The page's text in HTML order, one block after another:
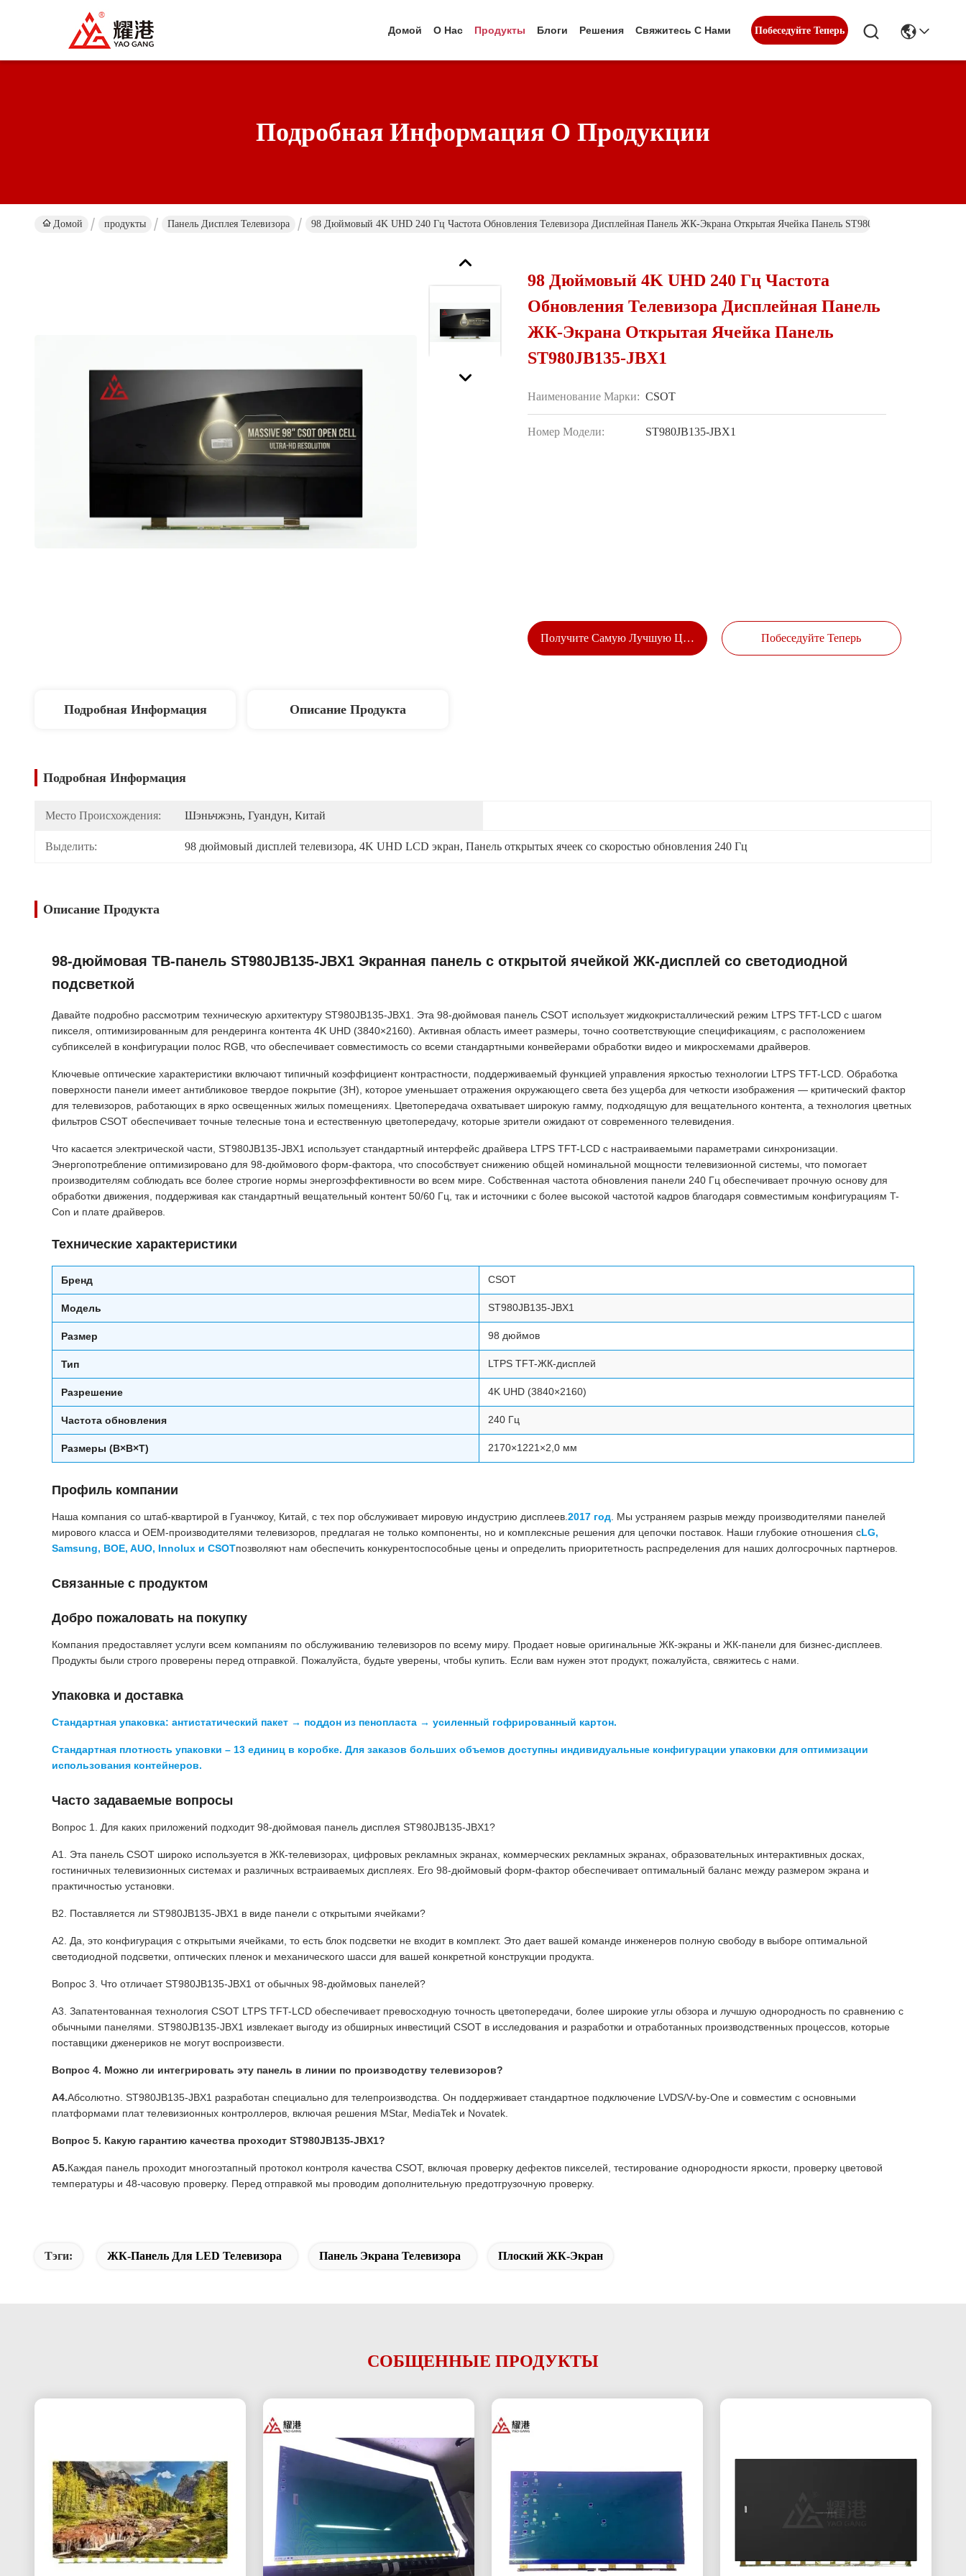
Домой О Нас Продукты Блоги Решения Свяжитесь С Нами Побеседуйте Теперь
Подробная Информация О Продукции
Домой продукты Панель Дисплея Телевизора 98 Дюймовый 4K UHD 240 Гц Частота Обновления Телевизора Дисплейная Панель ЖК-Экрана Открытая Ячейка Панель ST980JB135-JBX1
98 Дюймовый 4K UHD 240 Гц Частота
Обновления Телевизора Дисплейная Панель
ЖК-Экрана Открытая Ячейка Панель
ST980JB135-JBX1
Наименование Марки: CSOT
Номер Модели: ST980JB135-JBX1
Получите Самую Лучшую Цену Побеседуйте Теперь
Подробная Информация Описание Продукта
Подробная Информация
Место Происхождения: Шэньчжэнь, Гуандун, Китай
Выделить: 98 дюймовый дисплей телевизора, 4K UHD LCD экран, Панель открытых ячеек со скоростью обновления 240 Гц
Описание Продукта
98-дюймовая ТВ-панель ST980JB135-JBX1 Экранная панель с открытой ячейкой ЖК-дисплей со светодиодной
подсветкой
Давайте подробно рассмотрим техническую архитектуру ST980JB135-JBX1. Эта 98-дюймовая панель CSOT использует жидкокристаллический режим LTPS TFT-LCD с шагом
пикселя, оптимизированным для рендеринга контента 4K UHD (3840×2160). Активная область имеет размеры, точно соответствующие спецификациям, с расположением
субпикселей в конфигурации полос RGB, что обеспечивает совместимость со всеми стандартными конвейерами обработки видео и микросхемами драйверов.
Ключевые оптические характеристики включают типичный коэффициент контрастности, поддерживаемый функцией управления яркостью технологии LTPS TFT-LCD. Обработка
поверхности панели имеет антибликовое твердое покрытие (3H), которое уменьшает отражения окружающего света без ущерба для четкости изображения — критический фактор
для телевизоров, работающих в ярко освещенных жилых помещениях. Цветопередача охватывает широкую гамму, подходящую для вещательного контента, а технология цветных
фильтров CSOT обеспечивает точные телесные тона и естественную цветопередачу, которые зрители ожидают от современного телевидения.
Что касается электрической части, ST980JB135-JBX1 использует стандартный интерфейс драйвера LTPS TFT-LCD с настраиваемыми параметрами синхронизации.
Энергопотребление оптимизировано для 98-дюймового форм-фактора, что способствует снижению общей номинальной мощности телевизионной системы, что помогает
производителям соблюдать все более строгие нормы энергоэффективности во всем мире. Собственная частота обновления панели 240 Гц обеспечивает прочную основу для
обработки движения, поддерживая как стандартный вещательный контент 50/60 Гц, так и источники с более высокой частотой кадров благодаря совместимым конфигурациям T-
Con и плате драйверов.
Технические характеристики
Бренд CSOT
Модель ST980JB135-JBX1
Размер 98 дюймов
Тип LTPS TFT-ЖК-дисплей
Разрешение 4K UHD (3840×2160)
Частота обновления 240 Гц
Размеры (В×В×Т) 2170×1221×2,0 мм
Профиль компании
Наша компания со штаб-квартирой в Гуанчжоу, Китай, с тех пор обслуживает мировую индустрию дисплеев. 2017 год . Мы устраняем разрыв между производителями панелей
мирового класса и OEM-производителями телевизоров, предлагая не только компоненты, но и комплексные решения для цепочки поставок. Наши глубокие отношения сLG,
Samsung, BOE, AUO, Innolux и CSOTпозволяют нам обеспечить конкурентоспособные цены и определить приоритетность распределения для наших долгосрочных партнеров.
Связанные с продуктом
Добро пожаловать на покупку
Компания предоставляет услуги всем компаниям по обслуживанию телевизоров по всему миру. Продает новые оригинальные ЖК-экраны и ЖК-панели для бизнес-дисплеев.
Продукты были строго проверены перед отправкой. Пожалуйста, будьте уверены, чтобы купить. Если вам нужен этот продукт, пожалуйста, свяжитесь с нами.
Упаковка и доставка
Стандартная упаковка: антистатический пакет → поддон из пенопласта → усиленный гофрированный картон.
Стандартная плотность упаковки – 13 единиц в коробке. Для заказов больших объемов доступны индивидуальные конфигурации упаковки для оптимизации
использования контейнеров.
Часто задаваемые вопросы
Вопрос 1. Для каких приложений подходит 98-дюймовая панель дисплея ST980JB135-JBX1?
А1. Эта панель CSOT широко используется в ЖК-телевизорах, цифровых рекламных экранах, коммерческих рекламных экранах, образовательных интерактивных досках,
гостиничных телевизионных системах и различных встраиваемых дисплеях. Его 98-дюймовый форм-фактор обеспечивает оптимальный баланс между размером экрана и
практичностью установки.
В2. Поставляется ли ST980JB135-JBX1 в виде панели с открытыми ячейками?
А2. Да, это конфигурация с открытыми ячейками, то есть блок подсветки не входит в комплект. Это дает вашей команде инженеров полную свободу в выборе оптимальной
светодиодной подсветки, оптических пленок и механического шасси для вашей конкретной конструкции продукта.
Вопрос 3. Что отличает ST980JB135-JBX1 от обычных 98-дюймовых панелей?
А3. Запатентованная технология CSOT LTPS TFT-LCD обеспечивает превосходную точность цветопередачи, более широкие углы обзора и лучшую однородность по сравнению с
обычными панелями. ST980JB135-JBX1 извлекает выгоду из обширных инвестиций CSOT в исследования и разработки и отработанных производственных процессов, которые
поставщики дженериков не могут воспроизвести.
Вопрос 4. Можно ли интегрировать эту панель в линии по производству телевизоров?
А4.Абсолютно. ST980JB135-JBX1 разработан специально для телепроизводства. Он поддерживает стандартное подключение LVDS/V-by-One и совместим с основными
платформами плат телевизионных контроллеров, включая решения MStar, MediaTek и Novatek.
Вопрос 5. Какую гарантию качества проходит ST980JB135-JBX1?
А5.Каждая панель проходит многоэтапный протокол контроля качества CSOT, включая проверку дефектов пикселей, тестирование однородности яркости, проверку цветовой
температуры и 48-часовую проверку. Перед отправкой мы проводим дополнительную предотгрузочную проверку.
Тэги: ЖК-Панель Для LED Телевизора Панель Экрана Телевизора Плоский ЖК-Экран
СОБЩЕННЫЕ ПРОДУКТЫ